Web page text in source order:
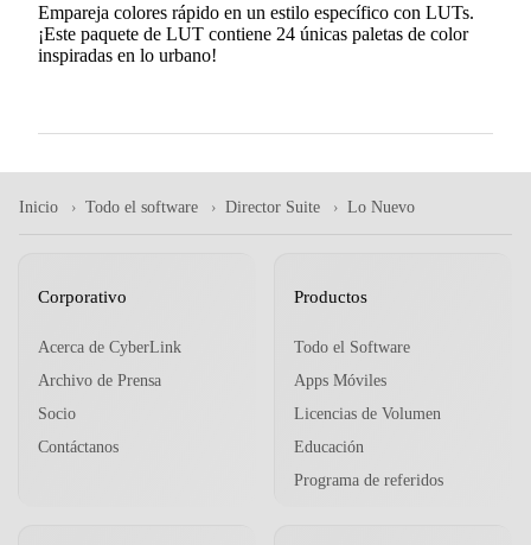
Empareja colores rápido en un estilo específico con LUTs.
¡Este paquete de LUT contiene 24 únicas paletas de color
inspiradas en lo urbano!
Inicio Todo el software Director Suite Lo Nuevo
Corporativo
Acerca de CyberLink
Archivo de Prensa
Socio
Contáctanos
Productos
Todo el Software
Apps Móviles
Licencias de Volumen
Educación
Programa de referidos